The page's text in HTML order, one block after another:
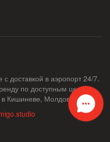
доставкой в ​​аэропорт 24/7.
по доступным ценам,
Кишиневе, Молдове.